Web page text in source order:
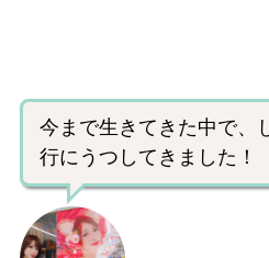
今まで生きてきた中で、
行にうつしてきました！